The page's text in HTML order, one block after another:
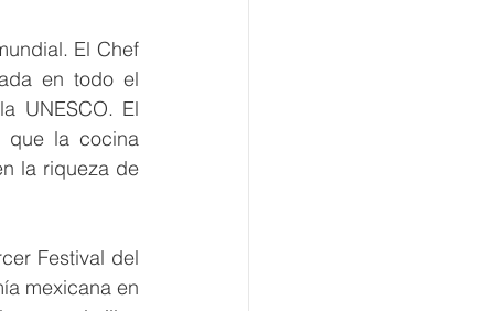
El Chef
en todo el
UNESCO. El
que la cocina
la riqueza de
Festival del
mexicana en